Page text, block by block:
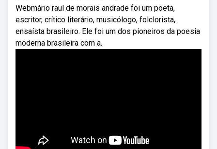
Webmário raul de morais andrade foi um poeta,
escritor, crítico literário, musicólogo, folclorista,
ensaísta brasileiro. Ele foi um dos pioneiros da poesia
moderna brasileira com a.